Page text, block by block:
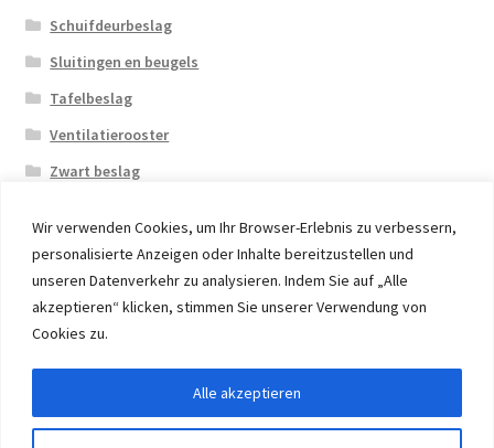
Wir verwenden Cookies, um Ihr Browser-Erlebnis zu verbessern,
personalisierte Anzeigen oder Inhalte bereitzustellen und
unseren Datenverkehr zu analysieren. Indem Sie auf „Alle
akzeptieren“ klicken, stimmen Sie unserer Verwendung von
Cookies zu.
Alle akzeptieren
Schuifdeurbeslag
Sluitingen en beugels
Tafelbeslag
Ventilatierooster
Zwart beslag
© 2026 Eruon Trade UG, Germany, member of the ERUON